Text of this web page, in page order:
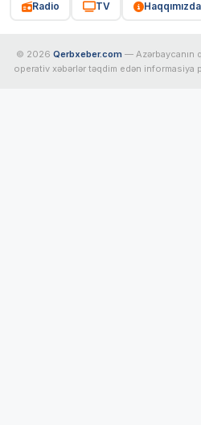
Radio TV Haqqımızda
© 2026 Qerbxeber.com — Azərbaycanın
operativ xəbərlər təqdim edən informasiya